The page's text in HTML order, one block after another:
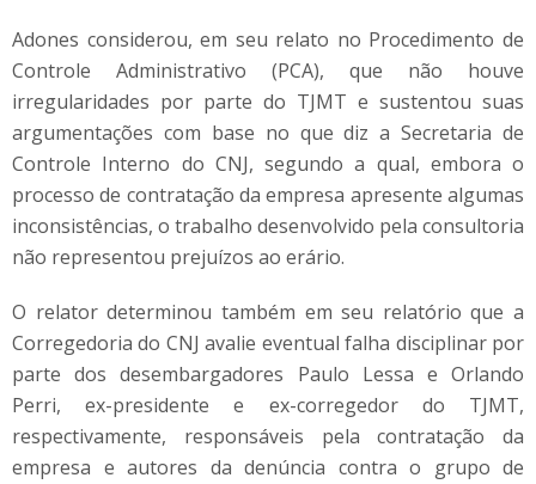
Adones considerou, em seu relato no Procedimento de
Controle Administrativo (PCA), que não houve
irregularidades por parte do TJMT e sustentou suas
argumentações com base no que diz a Secretaria de
Controle Interno do CNJ, segundo a qual, embora o
processo de contratação da empresa apresente algumas
inconsistências, o trabalho desenvolvido pela consultoria
não representou prejuízos ao erário.
O relator determinou também em seu relatório que a
Corregedoria do CNJ avalie eventual falha disciplinar por
parte dos desembargadores Paulo Lessa e Orlando
Perri, ex-presidente e ex-corregedor do TJMT,
respectivamente, responsáveis pela contratação da
empresa e autores da denúncia contra o grupo de